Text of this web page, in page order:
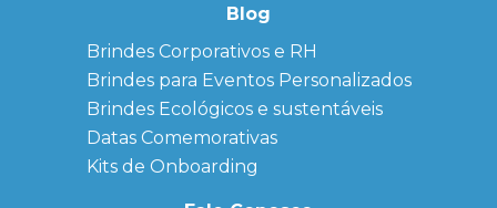
personalizados
Brindes
Corporativos
Copos Térmicos
Personalizados
Datas Especiais
Ecobag
Personalizada
Blog
Brindes Corporativos e RH
Brindes para Eventos Personalizados
Brindes Ecológicos e sustentáveis
Datas Comemorativas
Kits de Onboarding